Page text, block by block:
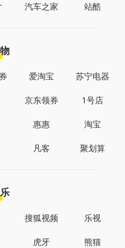
汽车之家 站酷
爱淘宝 苏宁电器
京东领券 1号店
惠惠 淘宝
凡客 聚划算
搜狐视频 乐视
虎牙 熊猫